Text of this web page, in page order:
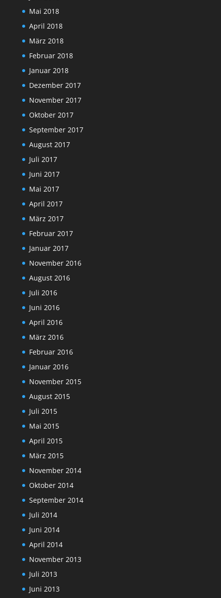
Mai 2018
April 2018
März 2018
Februar 2018
Januar 2018
Dezember 2017
November 2017
Oktober 2017
September 2017
August 2017
Juli 2017
Juni 2017
Mai 2017
April 2017
März 2017
Februar 2017
Januar 2017
November 2016
August 2016
Juli 2016
Juni 2016
April 2016
März 2016
Februar 2016
Januar 2016
November 2015
August 2015
Juli 2015
Mai 2015
April 2015
März 2015
November 2014
Oktober 2014
September 2014
Juli 2014
Juni 2014
April 2014
November 2013
Juli 2013
Juni 2013